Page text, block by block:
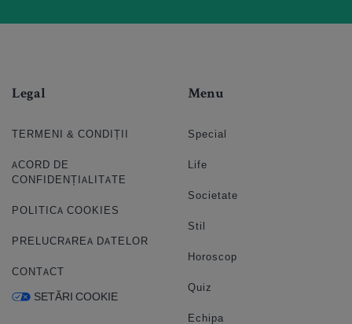
Legal
TERMENI & CONDIȚII
ACORD DE
CONFIDENȚIALITATE
POLITICA COOKIES
PRELUCRAREA DATELOR
CONTACT
SETĂRI COOKIE
Menu
Special
Life
Societate
Stil
Horoscop
Quiz
Echipa